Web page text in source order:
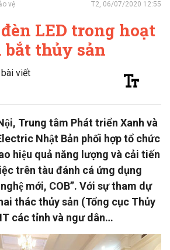
vệ T2, 06/07/2020 12:55
LED trong hoạt
bắt thủy sản
viết
Trung tâm Phát triển Xanh và
Nhật Bản phối hợp tổ chức
hiệu quả năng lượng và cải tiến
trên tàu đánh cá ứng dụng
mới, COB”. Với sự tham dự
thác thủy sản (Tổng cục Thủy
các tỉnh và ngư dân…